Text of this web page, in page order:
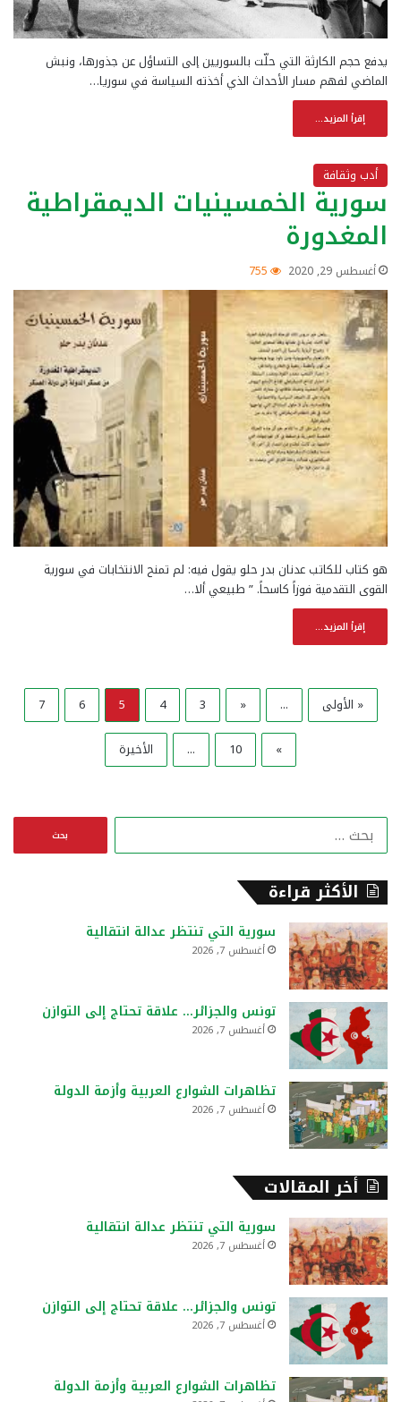
يدفع حجم الكارثة التي حلّت بالسوريين إلى التساؤل عن جذورها، ونبش
الماضي لفهم مسار الأحداث الذي أخذته السياسة في سوريا…
إقرأ المزيد...
أدب وثقافة
سورية الخمسينيات الديمقراطية
المغدورة
أغسطس 29, 2020 755
هو كتاب للكاتب عدنان بدر حلو يقول فيه: لم تمنح الانتخابات في سورية
القوى التقدمية فوزاً كاسحاً. ” طبيعي ألا…
إقرأ المزيد...
« الأولى ...
«
3
4
5
6
7
»
10
... الأخيرة
ن
الأكثر قراءة
سورية التي تنتظر عدالة انتقالية
أغسطس 7, 2026
تونس والجزائر… علاقة تحتاج إلى التوازن
أغسطس 7, 2026
تظاهرات الشوارع العربية وأزمة الدولة
أغسطس 7, 2026
أخر المقالات
سورية التي تنتظر عدالة انتقالية
أغسطس 7, 2026
تونس والجزائر… علاقة تحتاج إلى التوازن
أغسطس 7, 2026
تظاهرات الشوارع العربية وأزمة الدولة